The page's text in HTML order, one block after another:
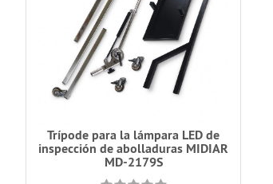
Trípode para la lámpara LED de
inspección de abolladuras MIDIAR
MD-2179S